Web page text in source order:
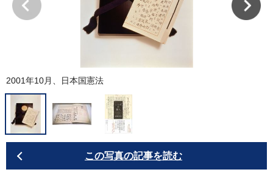
2001年10月、日本国憲法
この写真の記事を読む